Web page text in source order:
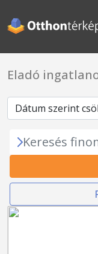
Eladó
Keresés